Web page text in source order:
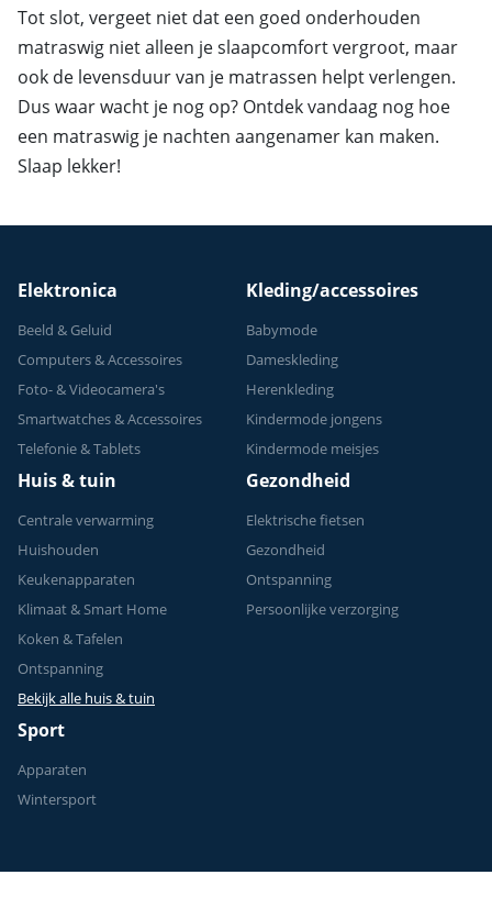
Tot slot, vergeet niet dat een goed onderhouden
matraswig niet alleen je slaapcomfort vergroot, maar
ook de levensduur van je matrassen helpt verlengen.
Dus waar wacht je nog op? Ontdek vandaag nog hoe
een matraswig je nachten aangenamer kan maken.
Slaap lekker!
Elektronica
Beeld & Geluid
Computers & Accessoires
Foto- & Videocamera's
Smartwatches & Accessoires
Telefonie & Tablets
Kleding/accessoires
Babymode
Dameskleding
Herenkleding
Kindermode jongens
Kindermode meisjes
Huis & tuin
Centrale verwarming
Huishouden
Keukenapparaten
Klimaat & Smart Home
Koken & Tafelen
Ontspanning
Bekijk alle huis & tuin
Gezondheid
Elektrische fietsen
Gezondheid
Ontspanning
Persoonlijke verzorging
Sport
Apparaten
Wintersport